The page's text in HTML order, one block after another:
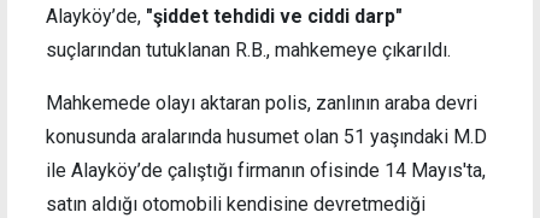
Alayköy’de, "şiddet tehdidi ve ciddi darp"
suçlarından tutuklanan R.B., mahkemeye çıkarıldı.
Mahkemede olayı aktaran polis, zanlının araba devri
konusunda aralarında husumet olan 51 yaşındaki M.D
ile Alayköy’de çalıştığı firmanın ofisinde 14 Mayıs'ta,
satın aldığı otomobili kendisine devretmediği